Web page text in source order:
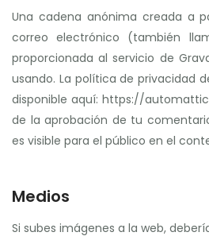
Una cadena anónima creada a
correo electrónico (también
proporcionada al servicio de
usando. La política de privacidad
disponible aquí: https://
de la aprobación de tu
es visible para el público en el
Medios
Si subes imágenes a la web,